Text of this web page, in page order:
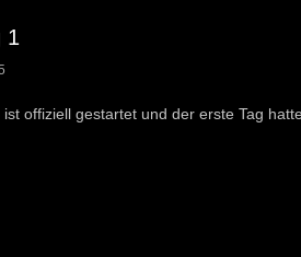
1
offiziell gestartet und der erste Tag